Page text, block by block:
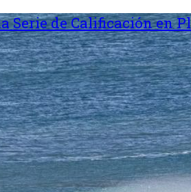
Serie de Calificación en